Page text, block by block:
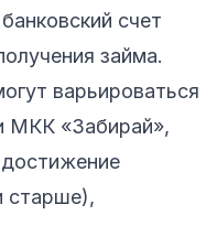
счет
займа.
варьироваться
МКК «Забирай»,
старше),